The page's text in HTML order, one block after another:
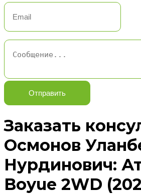
Отправить
Заказать
Осмонов
Нурдинович:
Boyue 2WD